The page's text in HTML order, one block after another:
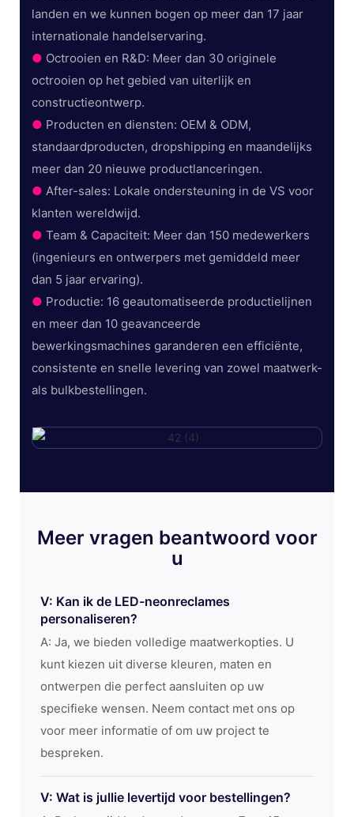
landen en we kunnen bogen op meer dan 17 jaar
internationale handelservaring.
● Octrooien en R&D: Meer dan 30 originele
octrooien op het gebied van uiterlijk en
constructieontwerp.
● Producten en diensten: OEM & ODM,
standaardproducten, dropshipping en maandelijks
meer dan 20 nieuwe productlanceringen.
● After-sales: Lokale ondersteuning in de VS voor
klanten wereldwijd.
● Team & Capaciteit: Meer dan 150 medewerkers
(ingenieurs en ontwerpers met gemiddeld meer
dan 5 jaar ervaring).
● Productie: 16 geautomatiseerde productielijnen
en meer dan 10 geavanceerde
bewerkingsmachines garanderen een efficiënte,
consistente en snelle levering van zowel maatwerk-
als bulkbestellingen.
Meer vragen beantwoord voor
u
V: Kan ik de LED-neonreclames
personaliseren?
A: Ja, we bieden volledige maatwerkopties. U
kunt kiezen uit diverse kleuren, maten en
ontwerpen die perfect aansluiten op uw
specifieke wensen. Neem contact met ons op
voor meer informatie of om uw project te
bespreken.
V: Wat is jullie levertijd voor bestellingen?